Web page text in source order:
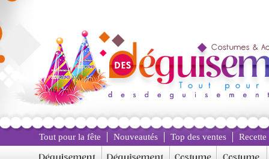
Tout pour la fête Nouveautés Top des ventes